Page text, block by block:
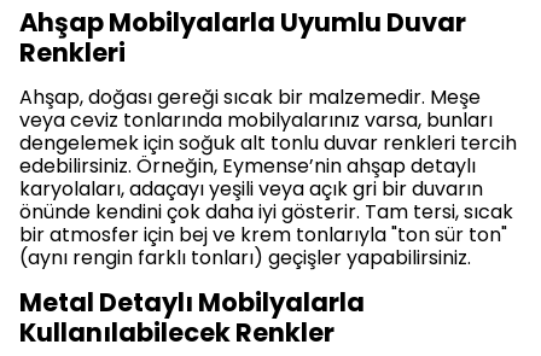
Ahşap Mobilyalarla Uyumlu Duvar
Renkleri
Ahşap, doğası gereği sıcak bir malzemedir. Meşe
veya ceviz tonlarında mobilyalarınız varsa, bunları
dengelemek için soğuk alt tonlu duvar renkleri tercih
edebilirsiniz. Örneğin, Eymense’nin ahşap detaylı
karyolaları, adaçayı yeşili veya açık gri bir duvarın
önünde kendini çok daha iyi gösterir. Tam tersi, sıcak
bir atmosfer için bej ve krem tonlarıyla "ton sür ton"
(aynı rengin farklı tonları) geçişler yapabilirsiniz.
Metal Detaylı Mobilyalarla
Kullanılabilecek Renkler